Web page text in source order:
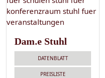
Dam.e Stuhl
DATENBLATT
PREISLISTE